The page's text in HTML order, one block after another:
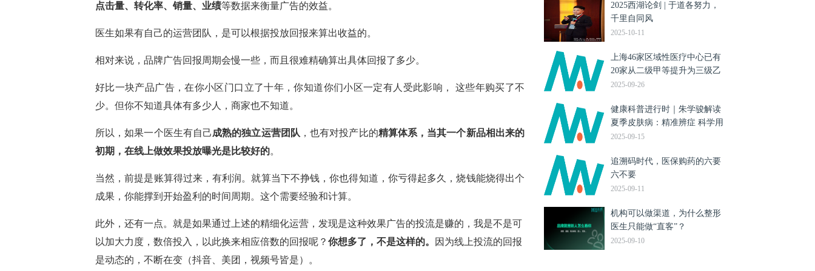
点击量、转化率、销量、业绩等数据来衡量广告的效益。
医生如果有自己的运营团队，是可以根据投放回报来算出收益的。
相对来说，品牌广告回报周期会慢一些，而且很难精确算出具体回报了多少。
好比一块产品广告，在你小区门口立了十年，你知道你们小区一定有人受此影响， 这些年购买了不
少。但你不知道具体有多少人，商家也不知道。
所以，如果一个医生有自己成熟的独立运营团队 ，也有对投产比的精算体系，当其一个新品相出来的
初期，在线上做效果投放曝光是比较好的。
当然，前提是账算得过来，有利润。就算当下不挣钱，你也得知道，你亏得起多久，烧钱能烧得出个
成果，你能撑到开始盈利的时间周期。这个需要经验和计算。
此外，还有一点。就是如果通过上述的精细化运营，发现是这种效果广告的投流是赚的，我是不是可
以加大力度，数倍投入，以此换来相应倍数的回报呢？ 你想多了，不是这样的。
因为线上投流的回报
是动态的，不断在变（抖音、美团，视频号皆是）。
2025西湖论剑 | 于道各努力，
千里自同风
2025-10-11
上海46家区域性医疗中心已有
20家从二级甲等提升为三级乙
等
2025-09-26
健康科普进行时｜朱学骏解读
夏季皮肤病：精准辨症 科学用
好激素药膏
2025-09-15
追溯码时代，医保购药的六要
六不要
2025-09-11
机构可以做渠道，为什么整形
医生只能做“直客”？
2025-09-10